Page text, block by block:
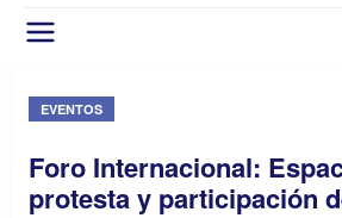
EVENTOS
Foro Internacional:
protesta y participación